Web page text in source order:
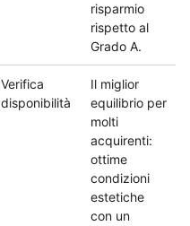
risparmio
rispetto al
Grado A.
Verifica
disponibilità
Il miglior
equilibrio per
molti
acquirenti:
ottime
condizioni
estetiche
con un